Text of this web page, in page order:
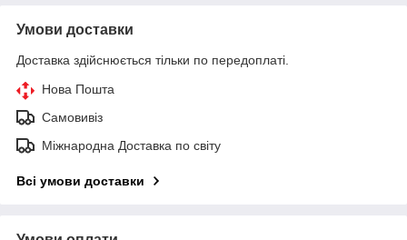
Умови доставки
Доставка здійснюється тільки по передоплаті.
Нова Пошта
Самовивіз
Міжнародна Доставка по світу
Всі умови доставки